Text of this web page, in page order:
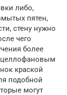
либо,
пятен,
стену нужно
чего
более
целлофановым
краской
подобной
могут